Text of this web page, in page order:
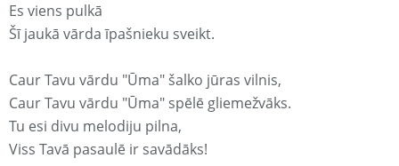
Es viens pulkā
Šī jaukā vārda īpašnieku sveikt.
Caur Tavu vārdu "Ūma" šalko jūras vilnis,
Caur Tavu vārdu "Ūma" spēlē gliemežvāks.
Tu esi divu melodiju pilna,
Viss Tavā pasaulē ir savādāks!